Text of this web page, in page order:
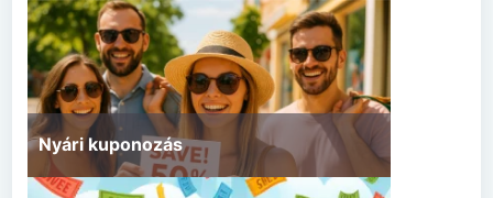
Nyári kuponozás